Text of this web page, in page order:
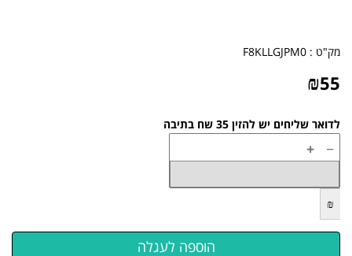
מק"ט : F8KLLGJPM0
₪55
לדואר שליחים יש להזין 35 שח בתיבה
−
+
₪